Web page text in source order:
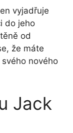
vyjadřuje
do jeho
od
že máte
nového
Jack